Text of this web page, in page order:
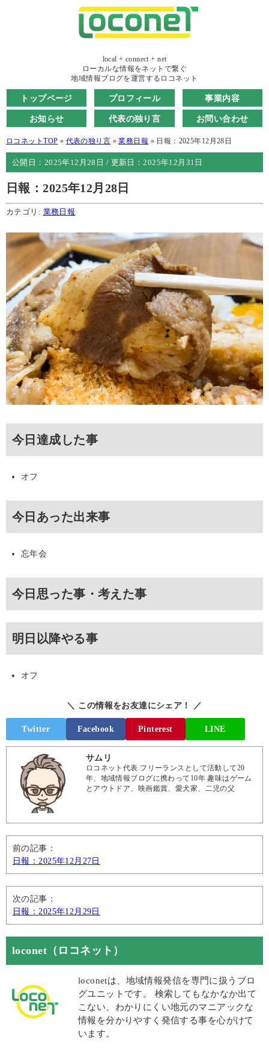
local + connect + net
ローカルな情報をネットで繋ぐ
地域情報ブログを運営するロコネット
トップページ プロフィール 事業内容
お知らせ 代表の独り言 お問い合わせ
ロコネットTOP » 代表の独り言 » 業務日報 »日報：2025年12月28日
公開日： 2025年12月28日 / 更新日：2025年12月31日
日報：2025年12月28日
カテゴリ: 業務日報
今日達成した事
オフ
今日あった出来事
忘年会
今日思った事・考えた事
明日以降やる事
オフ
＼ この情報をお友達にシェア！ ／
Twitter Facebook Pinterest LINE
サムリ
ロコネット代表 フリーランスとして活動して20
年、地域情報ブログに携わって10年 趣味はゲーム
とアウトドア、映画鑑賞、愛犬家、二児の父
前の記事：
日報：2025年12月27日
次の記事：
日報：2025年12月29日
loconet（ロコネット）
loconetは、地域情報発信を専門に扱うブロ
グユニットです。 検索してもなかなか出て
こない、わかりにくい地元のマニアックな
情報を分かりやすく発信する事を心がけて
います。